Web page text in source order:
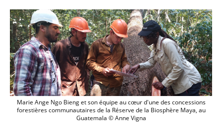
Marie Ange Ngo Bieng et son équipe
Marie Ange Ngo Bieng et son équipe au cœur d'une des concessions
forestières communautaires de la Réserve de la Biosphère Maya, au
Guatemala © Anne Vigna